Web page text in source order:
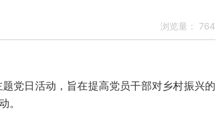
浏览量： 764
题党日活动，旨在提高党员干部对乡村振兴的
。